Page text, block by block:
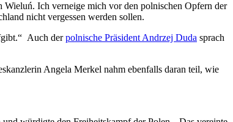
Wieluń. Ich verneige mich vor den polnischen Opfern der
nicht vergessen werden sollen.
Auch derpolnische Präsident Andrzej Duda sprach
Angela Merkel nahm ebenfalls daran teil, wie